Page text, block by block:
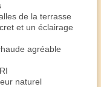
de la terrasse
et un éclairage
agréable
naturel